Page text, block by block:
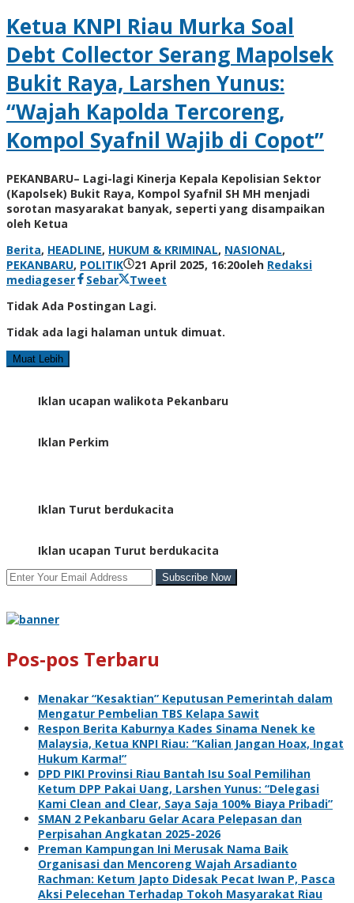
Ketua KNPI Riau Murka Soal
Debt Collector Serang Mapolsek
Bukit Raya, Larshen Yunus:
“Wajah Kapolda Tercoreng,
Kompol Syafnil Wajib di Copot”
PEKANBARU– Lagi-lagi Kinerja Kepala Kepolisian Sektor
(Kapolsek) Bukit Raya, Kompol Syafnil SH MH menjadi
sorotan masyarakat banyak, seperti yang disampaikan
oleh Ketua
Berita, HEADLINE, HUKUM & KRIMINAL, NASIONAL,
PEKANBARU, POLITIK 21 April 2025, 16:20oleh Redaksi
mediageser
Sebar
Tweet
Tidak Ada Postingan Lagi.
Tidak ada lagi halaman untuk dimuat.
Muat Lebih
Iklan ucapan walikota Pekanbaru
Iklan Perkim
Iklan Turut berdukacita
Iklan ucapan Turut berdukacita
Pos-pos Terbaru
Menakar “Kesaktian” Keputusan Pemerintah dalam
Mengatur Pembelian TBS Kelapa Sawit
Respon Berita Kaburnya Kades Sinama Nenek ke
Malaysia, Ketua KNPI Riau: “Kalian Jangan Hoax, Ingat
Hukum Karma!”
DPD PIKI Provinsi Riau Bantah Isu Soal Pemilihan
Ketum DPP Pakai Uang, Larshen Yunus: “Delegasi
Kami Clean and Clear, Saya Saja 100% Biaya Pribadi”
SMAN 2 Pekanbaru Gelar Acara Pelepasan dan
Perpisahan Angkatan 2025-2026
Preman Kampungan Ini Merusak Nama Baik
Organisasi dan Mencoreng Wajah Arsadianto
Rachman: Ketum Japto Didesak Pecat Iwan P, Pasca
Aksi Pelecehan Terhadap Tokoh Masyarakat Riau